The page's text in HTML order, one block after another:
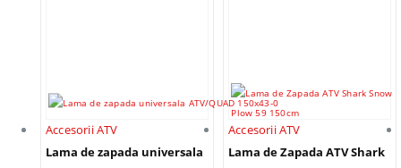
Accesorii ATV
Lama de zapada universala
Accesorii ATV
Lama de Zapada ATV Shark